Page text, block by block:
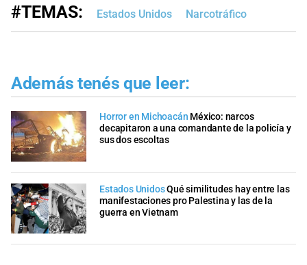
#TEMAS: Estados Unidos Narcotráfico
Además tenés que leer:
Horror en Michoacán México: narcos
decapitaron a una comandante de la policía y
sus dos escoltas
Estados UnidosQué similitudes hay entre las
manifestaciones pro Palestina y las de la
guerra en Vietnam